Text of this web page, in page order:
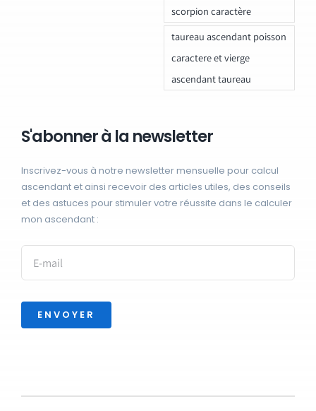
scorpion caractère
taureau ascendant poisson
caractere et vierge
ascendant taureau
S'abonner à la newsletter
Inscrivez-vous à notre newsletter mensuelle pour calcul
ascendant et ainsi recevoir des articles utiles, des conseils
et des astuces pour stimuler votre réussite dans le calculer
mon ascendant :
ENVOYER